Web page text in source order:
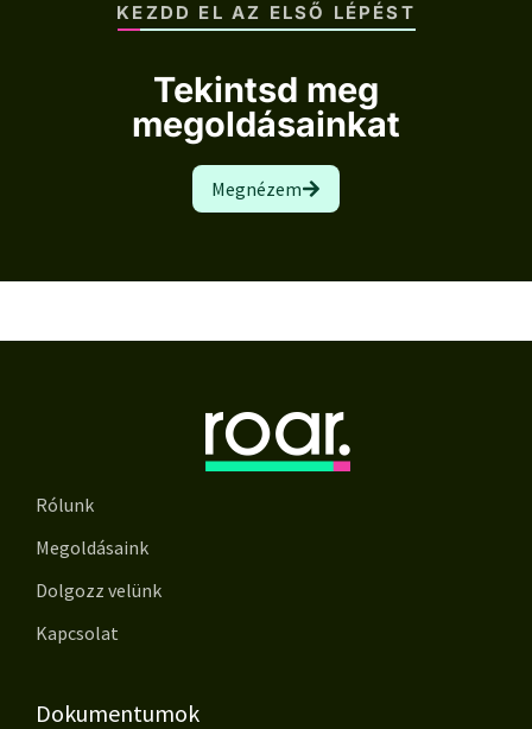
KEZDD EL AZ ELSŐ LÉPÉST
Tekintsd meg
megoldásainkat
Megnézem
Rólunk
Megoldásaink
Dolgozz velünk
Kapcsolat
Dokumentumok